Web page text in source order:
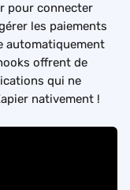
pour connecter
les paiements
automatiquement
offrent de
qui ne
nativement !